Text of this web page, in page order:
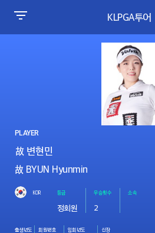
KLPGA투어
PLAYER
故 BYUN Hyunmin
KOR 등급
정회원
우승횟수
2
소속
출생년도 회원번호 입회년도 신장